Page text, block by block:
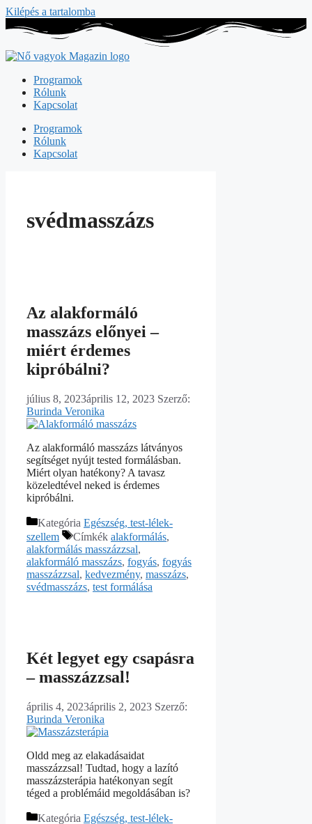
Kilépés a tartalomba
Programok
Rólunk
Kapcsolat
Programok
Rólunk
Kapcsolat
svédmasszázs
Az alakformáló
masszázs előnyei –
miért érdemes
kipróbálni?
július 8, 2023április 12, 2023 Szerző:
Burinda Veronika
Az alakformáló masszázs látványos
segítséget nyújt tested formálásban.
Miért olyan hatékony? A tavasz
közeledtével neked is érdemes
kipróbálni.
Kategória Egészség, test-lélek-
szellem
Címkék alakformálás,
alakformálás masszázzsal,
alakformáló masszázs, fogyás, fogyás
masszázzsal, kedvezmény, masszázs,
svédmasszázs, test formálása
Két legyet egy csapásra
– masszázzsal!
április 4, 2023április 2, 2023 Szerző:
Burinda Veronika
Oldd meg az elakadásaidat
masszázzsal! Tudtad, hogy a lazító
masszázsterápia hatékonyan segít
téged a problémáid megoldásában is?
Kategória Egészség, test-lélek-